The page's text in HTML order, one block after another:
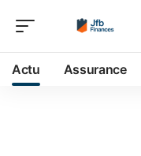
Actu Assurance